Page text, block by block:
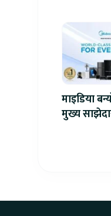
माइडिया
मुख्य